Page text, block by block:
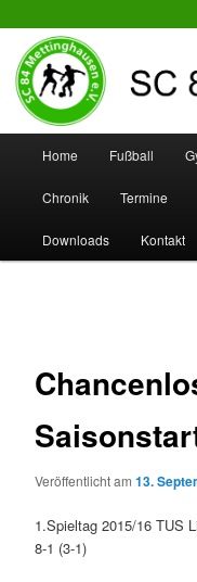
SC 84
Zum
Inhalt
wechseln
Zum
sekundären
Inhalt
Home Fußball
Chronik Termine
Downloads Kontakt
Veröffentlicht am13.
1.Spieltag 2015/16 TUS
8-1 (3-1)